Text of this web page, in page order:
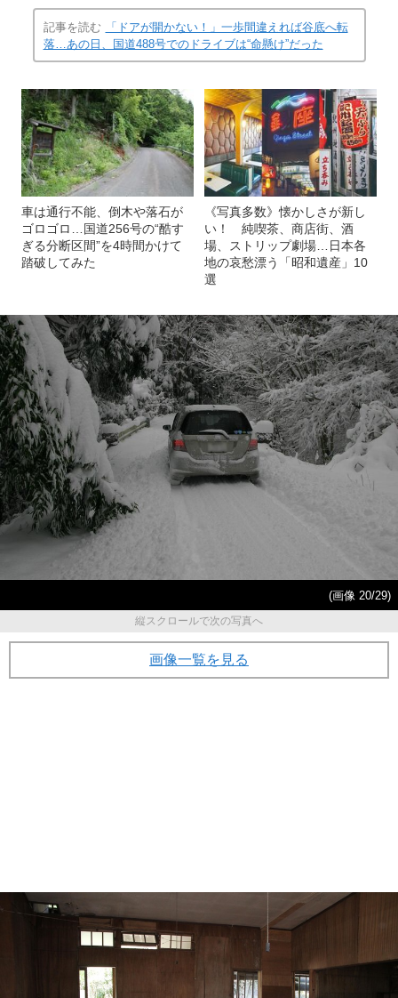
記事を読む
「ドアが開かない！」一歩間違えれば谷底へ転
落…あの日、国道488号でのドライブは“命懸け”だった
車は通行不能、倒木や落石が
ゴロゴロ…国道256号の“酷す
ぎる分断区間”を4時間かけて
踏破してみた
《写真多数》懐かしさが新し
い！ 純喫茶、商店街、酒
場、ストリップ劇場…日本各
地の哀愁漂う「昭和遺産」10
選
(画像 20/29)
縦スクロールで次の写真へ
画像一覧を見る